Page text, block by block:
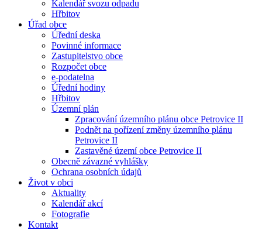
Kalendář svozu odpadu
Hřbitov
Úřad obce
Úřední deska
Povinné informace
Zastupitelstvo obce
Rozpočet obce
e-podatelna
Úřední hodiny
Hřbitov
Územní plán
Zpracování územního plánu obce Petrovice II
Podnět na pořízení změny územního plánu
Petrovice II
Zastavěné území obce Petrovice II
Obecně závazné vyhlášky
Ochrana osobních údajů
Život v obci
Aktuality
Kalendář akcí
Fotografie
Kontakt